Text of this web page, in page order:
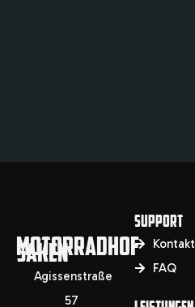
MOTORRADHOF
SAKEN
Agissenstraße
57
SUPPORT
Kontakt
FAQ